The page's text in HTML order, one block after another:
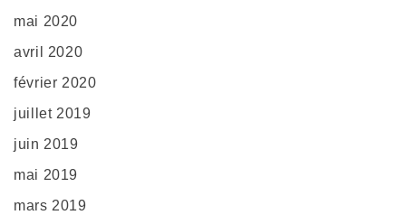
mai 2020
avril 2020
février 2020
juillet 2019
juin 2019
mai 2019
mars 2019